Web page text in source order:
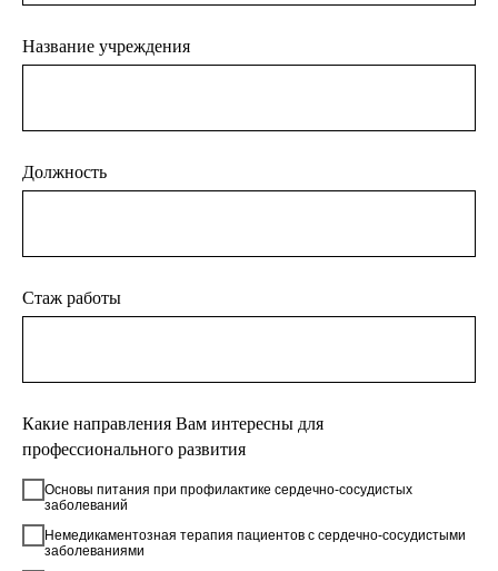
Название учреждения
Должность
Стаж работы
Какие направления Вам интересны для
профессионального развития
Основы питания при профилактике сердечно-сосудистых
заболеваний
Немедикаментозная терапия пациентов с сердечно-сосудистыми
заболеваниями